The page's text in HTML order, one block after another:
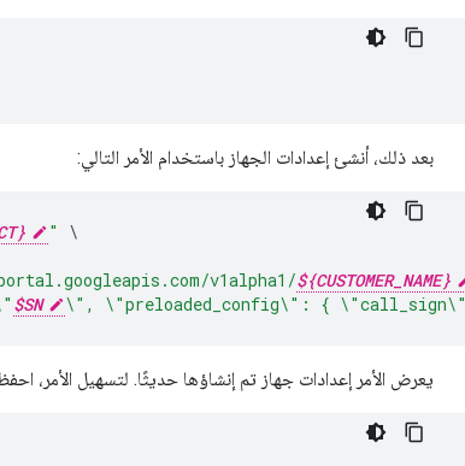
بعد ذلك، أنشئ إعدادات الجهاز باستخدام الأمر التالي:
"
v1alpha1/${CUSTOMER_NAME}
$SN \" , \"preloaded_config\" : { \"call_sign\"
يعرض الأمر إعدادات جهاز تم إنشاؤها حديثًا. لتسهيل الأمر،